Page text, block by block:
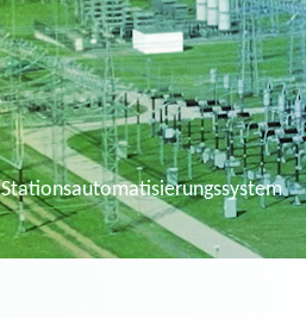
Stationsautomatisierungssystem